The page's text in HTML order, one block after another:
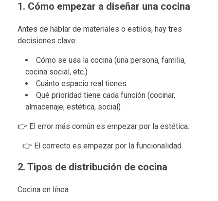
1. Cómo empezar a diseñar una cocina
Antes de hablar de materiales o estilos, hay tres
decisiones clave:
Cómo se usa la cocina (una persona, familia,
cocina social, etc.)
Cuánto espacio real tienes
Qué prioridad tiene cada función (cocinar,
almacenaje, estética, social)
👉 El error más común es empezar por la estética.
👉 El correcto es empezar por la funcionalidad.
2. Tipos de distribución de cocina
Cocina en línea